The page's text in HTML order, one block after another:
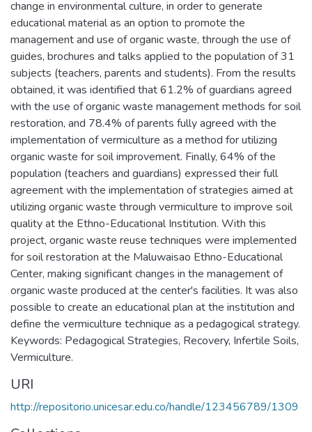
change in environmental culture, in order to generate
educational material as an option to promote the
management and use of organic waste, through the use of
guides, brochures and talks applied to the population of 31
subjects (teachers, parents and students). From the results
obtained, it was identified that 61.2% of guardians agreed
with the use of organic waste management methods for soil
restoration, and 78.4% of parents fully agreed with the
implementation of vermiculture as a method for utilizing
organic waste for soil improvement. Finally, 64% of the
population (teachers and guardians) expressed their full
agreement with the implementation of strategies aimed at
utilizing organic waste through vermiculture to improve soil
quality at the Ethno-Educational Institution. With this
project, organic waste reuse techniques were implemented
for soil restoration at the Maluwaisao Ethno-Educational
Center, making significant changes in the management of
organic waste produced at the center's facilities. It was also
possible to create an educational plan at the institution and
define the vermiculture technique as a pedagogical strategy.
Keywords: Pedagogical Strategies, Recovery, Infertile Soils,
Vermiculture.
URI
http://repositorio.unicesar.edu.co/handle/123456789/1309